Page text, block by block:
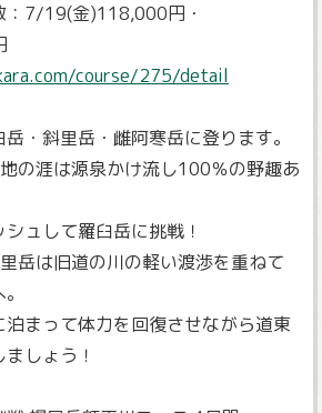
：7/19(金)118,000円・
course/275/detail
・斜里岳・雌阿寒岳に登ります。
の涯は源泉かけ流し100％の野趣あ
ュして羅臼岳に挑戦！
岳は旧道の川の軽い渡渉を重ねて
まって体力を回復させながら道東
しょう！